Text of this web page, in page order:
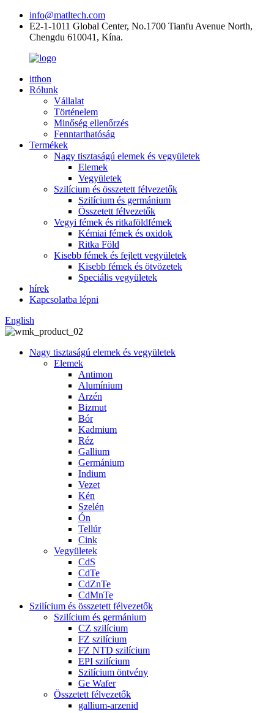
info@matltech.com
E2-1-1011 Global Center, No.1700 Tianfu Avenue North,
Chengdu 610041, Kína.
itthon
Rólunk
Vállalat
Történelem
Minőség ellenőrzés
Fenntarthatóság
Termékek
Nagy tisztaságú elemek és vegyületek
Elemek
Vegyületek
Szilícium és összetett félvezetők
Szilícium és germánium
Összetett félvezetők
Vegyi fémek és ritkaföldfémek
Kémiai fémek és oxidok
Ritka Föld
Kisebb fémek és fejlett vegyületek
Kisebb fémek és ötvözetek
Speciális vegyületek
hírek
Kapcsolatba lépni
English
Nagy tisztaságú elemek és vegyületek
Elemek
Antimon
Alumínium
Arzén
Bizmut
Bór
Kadmium
Réz
Gallium
Germánium
Indium
Vezet
Kén
Szelén
Ón
Tellúr
Cink
Vegyületek
CdS
CdTe
CdZnTe
CdMnTe
Szilícium és összetett félvezetők
Szilícium és germánium
CZ szilícium
FZ szilícium
FZ NTD szilícium
EPI szilícium
Szilícium öntvény
Ge Wafer
Összetett félvezetők
gallium-arzenid